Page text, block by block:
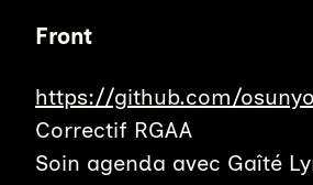
Front
https://github.com/
Correctif RGAA
Soin agenda avec Gaîté